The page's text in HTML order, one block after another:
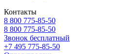
Контакты
8 800 775-85-50
8 800 775-85-50
Звонок бесплатный
+7 495 775-85-50